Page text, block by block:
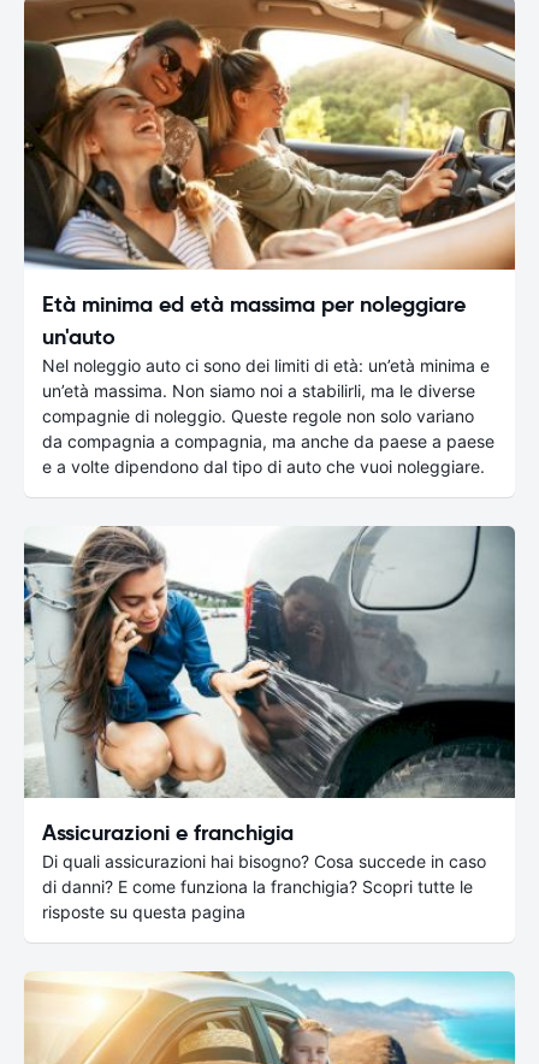
Età minima ed età massima per noleggiare
un'auto
Nel noleggio auto ci sono dei limiti di età: un’età minima e
un’età massima. Non siamo noi a stabilirli, ma le diverse
compagnie di noleggio. Queste regole non solo variano
da compagnia a compagnia, ma anche da paese a paese
e a volte dipendono dal tipo di auto che vuoi noleggiare.
Assicurazioni e franchigia
Di quali assicurazioni hai bisogno? Cosa succede in caso
di danni? E come funziona la franchigia? Scopri tutte le
risposte su questa pagina